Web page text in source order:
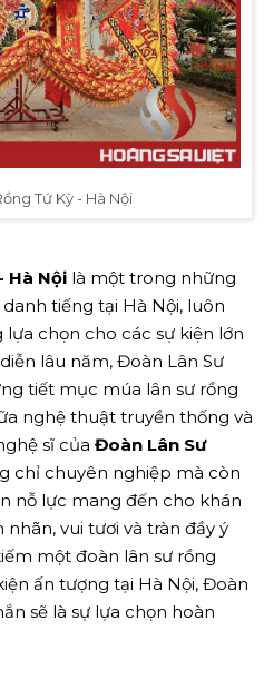
Tứ Kỳ - Hà Nội
Hà Nội là một trong những
tiếng tại Hà Nội, luôn
chọn cho các sự kiện lớn
lâu năm, Đoàn Lân Sư
tiết mục múa lân sư rồng
nghệ thuật truyền thống và
sĩ của Đoàn Lân Sư
chỉ chuyên nghiệp mà còn
nỗ lực mang đến cho khán
vui tươi và tràn đầy ý
một đoàn lân sư rồng
ấn tượng tại Hà Nội, Đoàn
sẽ là sự lựa chọn hoàn